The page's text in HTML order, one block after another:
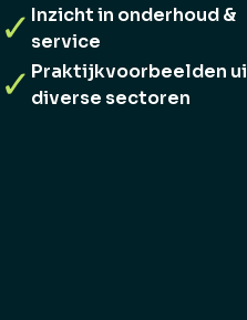
✓ Inzicht in onderhoud &
service
✓ Praktijkvoorbeelden
diverse sectoren